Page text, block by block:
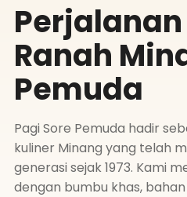
Ranah
Pemuda
Pagi Sore Pemuda hadir
kuliner Minang yang telah
generasi sejak 1973. Kami
dengan bumbu khas,